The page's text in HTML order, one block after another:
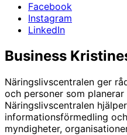
Facebook
Instagram
LinkedIn
Business
Näringslivscentralen ger
och personer som
Näringslivscentralen
informationsförmedling
myndigheter,